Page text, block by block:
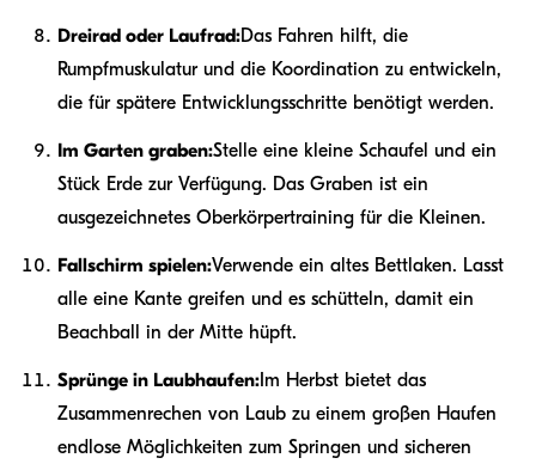
Dreirad oder Laufrad:Das Fahren hilft, die
Rumpfmuskulatur und die Koordination zu entwickeln,
die für spätere Entwicklungsschritte benötigt werden.
Im Garten graben:Stelle eine kleine Schaufel und ein
Stück Erde zur Verfügung. Das Graben ist ein
ausgezeichnetes Oberkörpertraining für die Kleinen.
Fallschirm spielen:Verwende ein altes Bettlaken. Lasst
alle eine Kante greifen und es schütteln, damit ein
Beachball in der Mitte hüpft.
Sprünge in Laubhaufen: Im Herbst bietet das
Zusammenrechen von Laub zu einem großen Haufen
endlose Möglichkeiten zum Springen und sicheren